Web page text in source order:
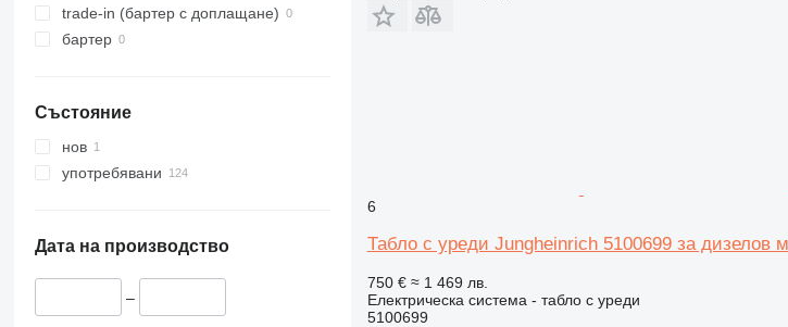
trade-in (бартер с доплащане)
бартер
Състояние
нов
употребявани
Дата на производство
–
6
Табло с уреди Jungheinrich 5100699 за дизелов
750 € ≈ 1 469 лв.
Електрическа система - табло с уреди
5100699